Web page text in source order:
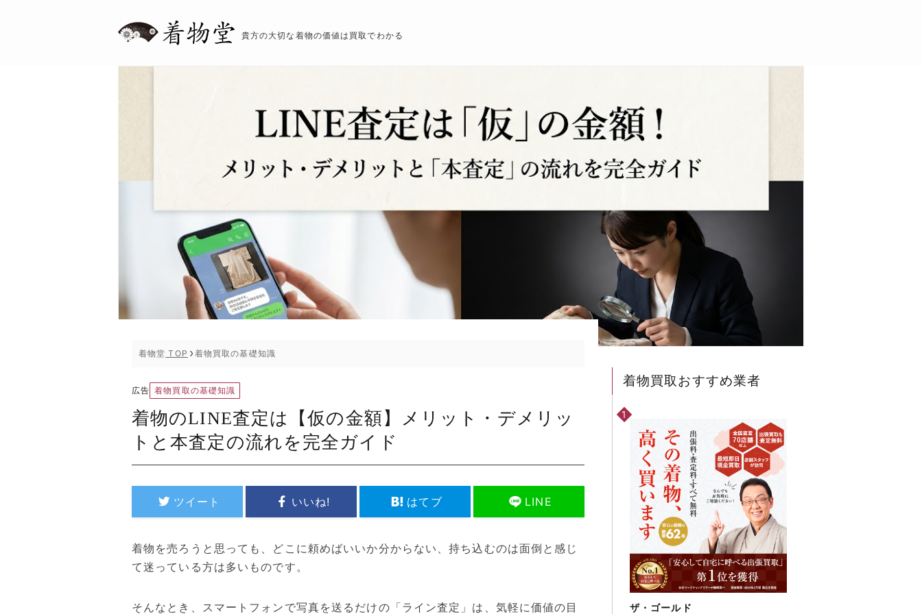
貴方の大切な着物の価値は買取でわかる
着物堂 TOP 着物買取の基礎知識
広告 着物買取の基礎知識
着物のLINE査定は【仮の金額】メリット・デメリッ
トと本査定の流れを完全ガイド
ツイート いいね! はてブ LINE
着物を売ろうと思っても、どこに頼めばいいか分からない、持ち込むのは面倒と感じ
て迷っている方は多いものです。
そんなとき、スマートフォンで写真を送るだけの「ライン査定」は、気軽に価値の目
着物買取おすすめ業者
ザ・ゴールド